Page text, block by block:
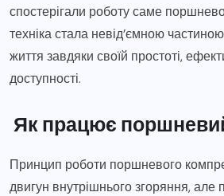
спостерігали роботу саме
техніка стала невід’ємною
життя завдяки своїй простоті,
доступності.
Як працює
Принцип роботи поршневого
двигун внутрішнього згоряння,